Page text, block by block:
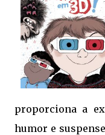
proporciona a
humor e